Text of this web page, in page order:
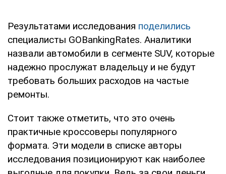
Результатами исследования поделились
специалисты GOBankingRates. Аналитики
назвали автомобили в сегменте SUV, которые
надежно прослужат владельцу и не будут
требовать больших расходов на частые
ремонты.
Стоит также отметить, что это очень
практичные кроссоверы популярного
формата. Эти модели в списке авторы
исследования позиционируют как наиболее